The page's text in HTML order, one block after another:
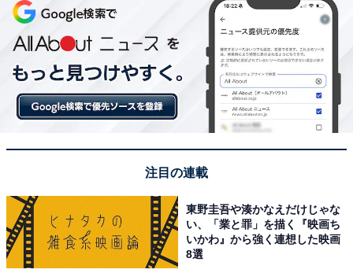
Sennheiser ゼンハイザー MOMENTUM True Wireless 4
スマートワイヤレスイヤホン Bluetooth 5.4 クリアサウン
ド ノイズキャンセリングイヤホン 快適設計 30時間バッテ
リー 適応型ANC LE Audio Auracast ブラックグラファイ
ト
Amazonで見る
ゼンハイザー「IE 100 PRO BLACK」
注目の連載
東野圭吾や湊かなえだけじゃな
い、「業と罪」を描く『映画ち
いかわ』から強く連想した映画
8選